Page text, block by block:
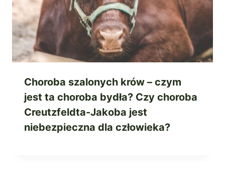
Choroba szalonych krów – czym
jest ta choroba bydła? Czy choroba
Creutzfeldta-Jakoba jest
niebezpieczna dla człowieka?